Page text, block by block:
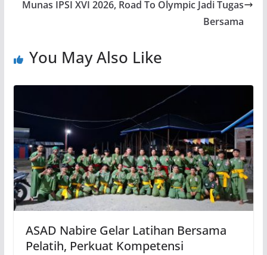
Munas IPSI XVI 2026, Road To Olympic Jadi Tugas
Bersama
You May Also Like
ASAD Nabire Gelar Latihan Bersama
Pelatih, Perkuat Kompetensi